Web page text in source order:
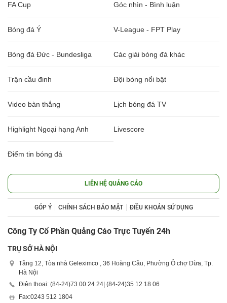
FA Cup Góc nhìn - Bình luận
Bóng đá Ý V-League - FPT Play
Bóng đá Đức - Bundesliga Các giải bóng đá khác
Trận cầu đinh Đội bóng nổi bật
Video bàn thắng Lịch bóng đá TV
Highlight Ngoại hạng Anh Livescore
Điểm tin bóng đá
LIÊN HỆ QUẢNG CÁO
GÓP Ý CHÍNH SÁCH BẢO MẬT ĐIỀU KHOẢN SỬ DỤNG
Công Ty Cổ Phần Quảng Cáo Trực Tuyến 24h
TRỤ SỞ HÀ NỘI
Tầng 12, Tòa nhà Geleximco , 36 Hoàng Cầu, Phường Ô chợ Dừa, Tp.
Hà Nội
Điện thoại: (84-24)73 00 24 24 | (84-24)35 12 18 06
Fax:0243 512 1804